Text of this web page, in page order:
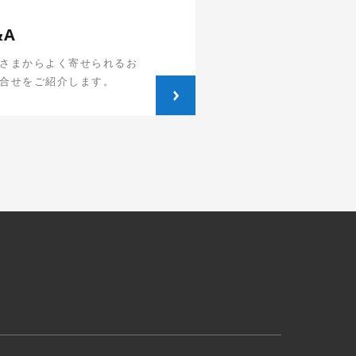
まからよく寄せられるお
せをご紹介します。